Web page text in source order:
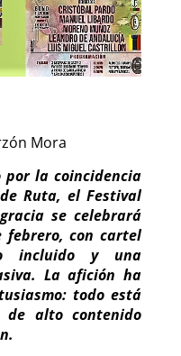
Mora
por la coincidencia
Ruta, el Festival
se celebrará
febrero, con cartel
incluido y una
La afición ha
todo está
alto contenido